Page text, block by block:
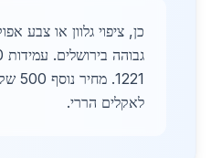
כן, ציפוי גלוון או צבע
לאקלים הררי.